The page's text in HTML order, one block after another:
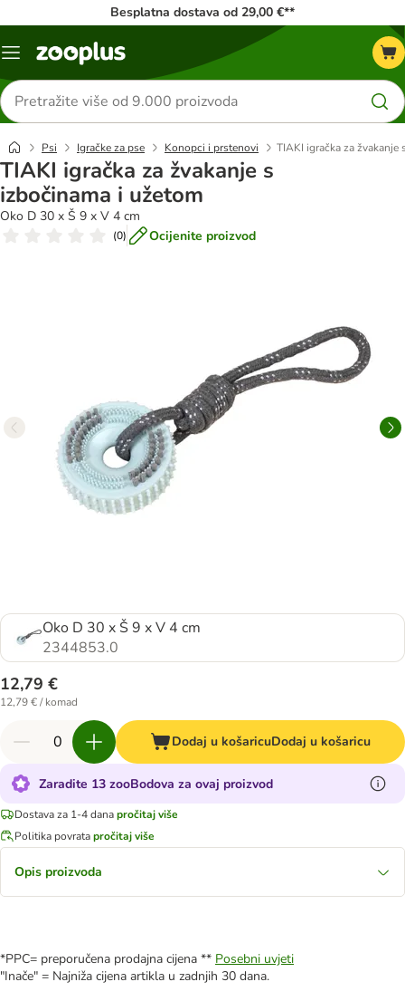
Besplatna dostava od 29,00 €**
Izbornik
Traži
proizvode
Psi Igračke za pse Konopci i prstenovi TIAKI igračka za žvakanje
TIAKI igračka za žvakanje s
izbočinama i užetom
Oko D 30 x Š 9 x V 4 cm
(0) Ocijenite proizvod
Oko D 30 x Š 9 x V 4 cm
2344853.0
12,79 €
12,79 € / komad
Dodaj u košaricuDodaj u košaricu
Zaradite 13 zooBodova za ovaj proizvod
Dostava za 1-4 danapročitaj više
Politika povratapročitaj više
Opis proizvoda
*PPC= preporučena prodajna cijena ** Posebni uvjeti
"Inače" = Najniža cijena artikla u zadnjih 30 dana.